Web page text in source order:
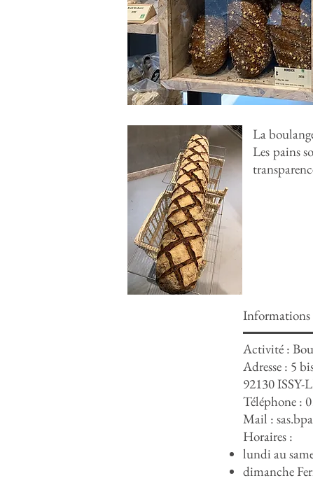
La
Les pains
Informations
Activité :
Adresse : 5
92130
Téléphone :
Mail :
Horaires :
lundi au
dimanche